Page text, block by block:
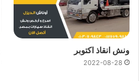
ونش انقاذ اكتوبر
2022-08-28